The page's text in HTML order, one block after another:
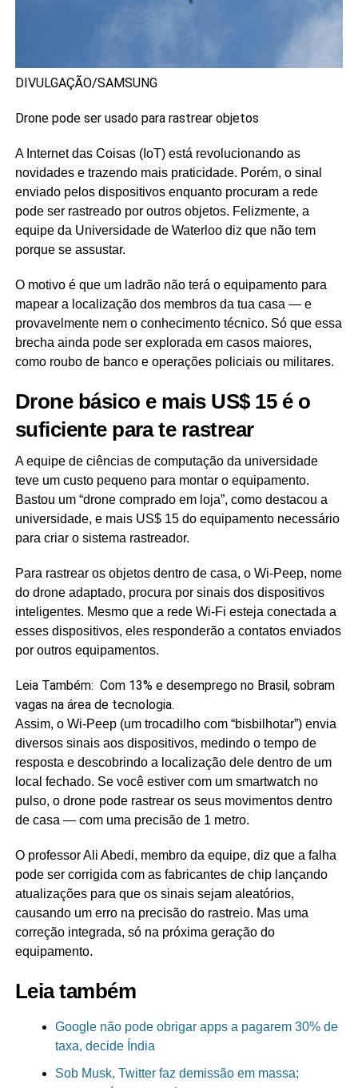
DIVULGAÇÃO/SAMSUNG
Drone pode ser usado para rastrear objetos
A Internet das Coisas (IoT) está revolucionando as
novidades e trazendo mais praticidade. Porém, o sinal
enviado pelos dispositivos enquanto procuram a rede
pode ser rastreado por outros objetos. Felizmente, a
equipe da Universidade de Waterloo diz que não tem
porque se assustar.
O motivo é que um ladrão não terá o equipamento para
mapear a localização dos membros da tua casa — e
provavelmente nem o conhecimento técnico. Só que essa
brecha ainda pode ser explorada em casos maiores,
como roubo de banco e operações policiais ou militares.
Drone básico e mais US$ 15 é o
suficiente para te rastrear
A equipe de ciências de computação da universidade
teve um custo pequeno para montar o equipamento.
Bastou um “drone comprado em loja”, como destacou a
universidade, e mais US$ 15 do equipamento necessário
para criar o sistema rastreador.
Para rastrear os objetos dentro de casa, o Wi-Peep, nome
do drone adaptado, procura por sinais dos dispositivos
inteligentes. Mesmo que a rede Wi-Fi esteja conectada a
esses dispositivos, eles responderão a contatos enviados
por outros equipamentos.
Leia Também: Com 13% e desemprego no Brasil, sobram
vagas na área de tecnologia.
Assim, o Wi-Peep (um trocadilho com “bisbilhotar”) envia
diversos sinais aos dispositivos, medindo o tempo de
resposta e descobrindo a localização dele dentro de um
local fechado. Se você estiver com um smartwatch no
pulso, o drone pode rastrear os seus movimentos dentro
de casa — com uma precisão de 1 metro.
O professor Ali Abedi, membro da equipe, diz que a falha
pode ser corrigida com as fabricantes de chip lançando
atualizações para que os sinais sejam aleatórios,
causando um erro na precisão do rastreio. Mas uma
correção integrada, só na próxima geração do
equipamento.
Leia também
Google não pode obrigar apps a pagarem 30% de
taxa, decide Índia
Sob Musk, Twitter faz demissão em massa;